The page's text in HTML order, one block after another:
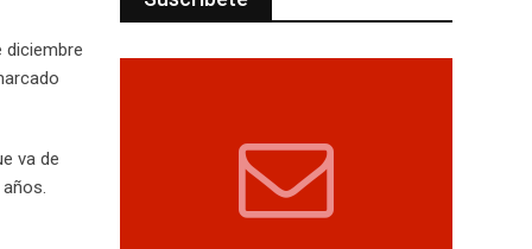
diciembre
va de